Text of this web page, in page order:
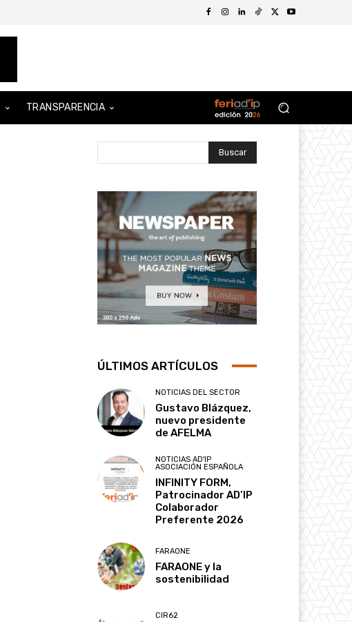
TRANSPARENCIA
Buscar
ÚLTIMOS ARTÍCULOS
NOTICIAS DEL SECTOR
Gustavo Blázquez,
nuevo presidente
de AFELMA
NOTICIAS AD'IP
ASOCIACIÓN ESPAÑOLA
INFINITY FORM,
Patrocinador AD’IP
Colaborador
Preferente 2026
FARAONE
FARAONE y la
sostenibilidad
CIR62